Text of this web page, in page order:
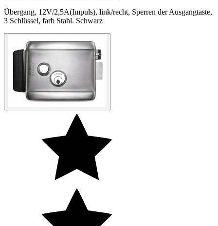
Übergang, 12V/2,5А(Impuls), link/recht, Sperren der Ausgangtaste,
3 Schlüssel, farb Stahl. Schwarz